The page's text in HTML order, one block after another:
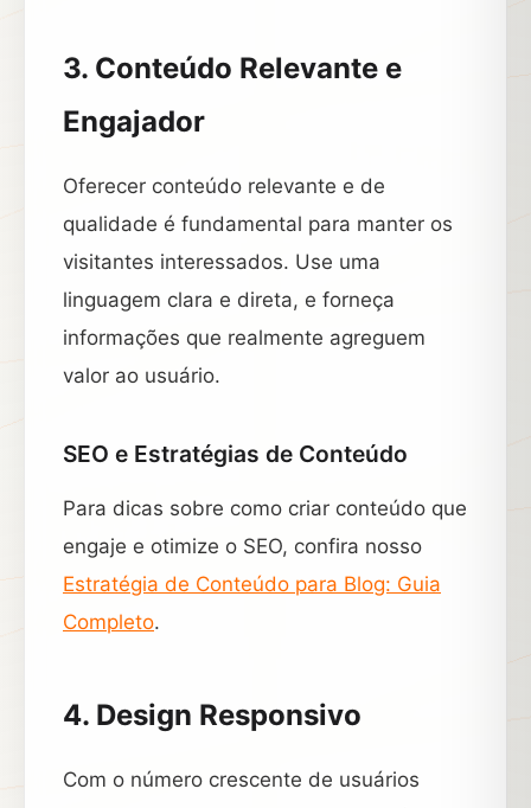
3. Conteúdo Relevante e
Engajador
Oferecer conteúdo relevante e de
qualidade é fundamental para manter os
visitantes interessados. Use uma
linguagem clara e direta, e forneça
informações que realmente agreguem
valor ao usuário.
SEO e Estratégias de Conteúdo
Para dicas sobre como criar conteúdo que
engaje e otimize o SEO, confira nosso
Estratégia de Conteúdo para Blog: Guia
Completo.
4. Design Responsivo
Com o número crescente de usuários